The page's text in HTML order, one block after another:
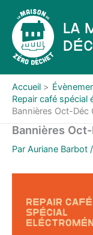
contenu
La
Accueil
Repair café spécial
Bannières Oct-Déc
Bannières
Par Auriane Barbot /